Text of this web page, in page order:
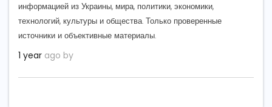
информацией из Украины, мира, политики, экономики,
технологий, культуры и общества. Только проверенные
источники и объективные материалы.
1 year ago by